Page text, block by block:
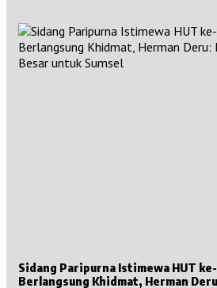
Sidang Paripurna Istimewa HUT
Berlangsung Khidmat, Herman